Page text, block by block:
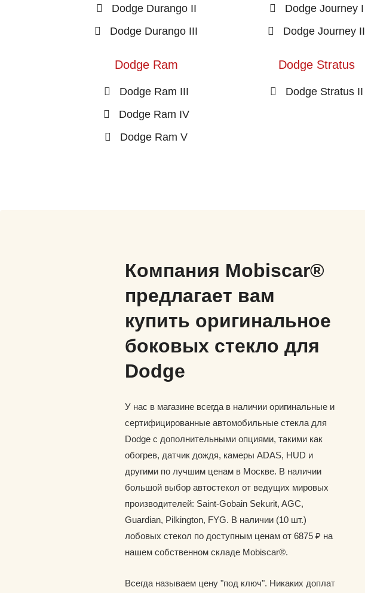
Dodge Durango II
Dodge Durango III
Dodge Journey I
Dodge Journey II
Dodge Ram
Dodge Ram III
Dodge Ram IV
Dodge Ram V
Dodge Stratus
Dodge Stratus II
Компания Mobiscar®
предлагает вам
купить оригинальное
боковых стекло для
Dodge
У нас в магазине всегда в наличии оригинальные и
сертифицированные автомобильные стекла для
Dodge с дополнительными опциями, такими как
обогрев, датчик дождя, камеры ADAS, HUD и
другими по лучшим ценам в Москве. В наличии
большой выбор автостекол от ведущих мировых
производителей: Saint-Gobain Sekurit, AGC,
Guardian, Pilkington, FYG. В наличии (10 шт.)
лобовых стекол по доступным ценам от 6875 ₽ на
нашем собственном складе Mobiscar®.
Всегда называем цену "под ключ". Никаких доплат